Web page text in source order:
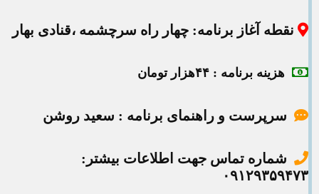
نقطه آغاز برنامه: چهار راه سرچشمه ،قنادی بهار
هزینه برنامه : ۴۴هزار تومان
سرپرست و راهنمای برنامه : سعید روشن
شماره تماس جهت اطلاعات بیشتر:
۰۹۱۲۹۳۵۹۴۷۳